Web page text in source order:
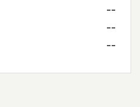
--
--
--